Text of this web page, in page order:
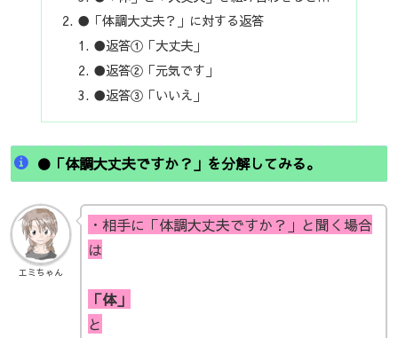
●「体調大丈夫？」に対する返答
●返答①「大丈夫」
●返答②「元気です」
●返答③「いいえ」
●「体調大丈夫ですか？」を分解してみる。
エミちゃん
・相手に「体調大丈夫ですか？」と聞く場合
は
「体」
と